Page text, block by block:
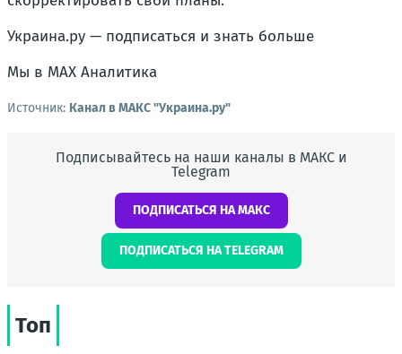
Украина.ру — подписаться и знать больше
Мы в MAX Аналитика
Источник: Канал в МАКС "Украина.ру"
Подписывайтесь на наши каналы в МАКС и
Telegram
ПОДПИСАТЬСЯ НА МАКС
ПОДПИСАТЬСЯ НА TELEGRAM
Топ